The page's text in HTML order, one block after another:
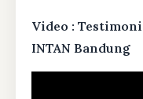
Video :
INTAN Bandung